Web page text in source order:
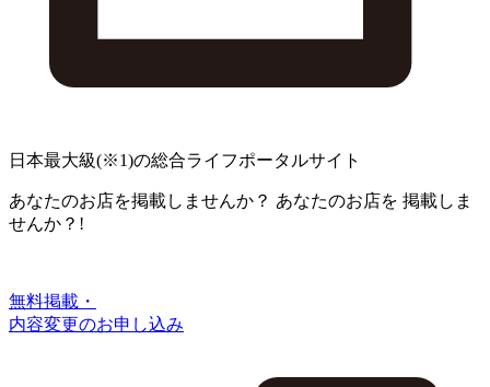
日本最大級(※1)の総合ライフポータルサイト
あなたのお店を掲載しませんか？ あなたのお店を 掲載しま
せんか？!
無料掲載・
内容変更のお申し込み